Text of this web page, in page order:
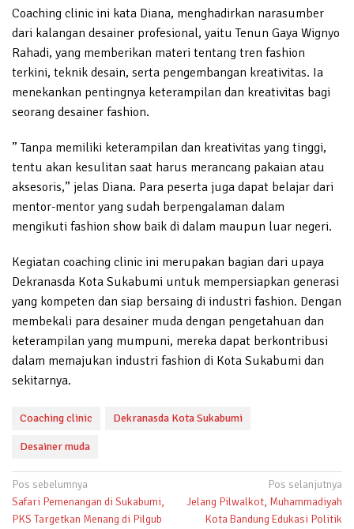
Coaching clinic ini kata Diana, menghadirkan narasumber
dari kalangan desainer profesional, yaitu Tenun Gaya Wignyo
Rahadi, yang memberikan materi tentang tren fashion
terkini, teknik desain, serta pengembangan kreativitas. Ia
menekankan pentingnya keterampilan dan kreativitas bagi
seorang desainer fashion.
” Tanpa memiliki keterampilan dan kreativitas yang tinggi,
tentu akan kesulitan saat harus merancang pakaian atau
aksesoris,” jelas Diana. Para peserta juga dapat belajar dari
mentor-mentor yang sudah berpengalaman dalam
mengikuti fashion show baik di dalam maupun luar negeri.
Kegiatan coaching clinic ini merupakan bagian dari upaya
Dekranasda Kota Sukabumi untuk mempersiapkan generasi
yang kompeten dan siap bersaing di industri fashion. Dengan
membekali para desainer muda dengan pengetahuan dan
keterampilan yang mumpuni, mereka dapat berkontribusi
dalam memajukan industri fashion di Kota Sukabumi dan
sekitarnya.
Coaching clinic Dekranasda Kota Sukabumi
Desainer muda
Navigasi
pos
Pos sebelumnya
Safari Pemenangan di Sukabumi,
PKS Targetkan Menang di Pilgub
Pos selanjutnya
Jelang Pilwalkot, Muhammadiyah
Kota Bandung Edukasi Politik